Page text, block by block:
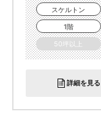
スケルトン
1階
50坪以上
詳細を見る